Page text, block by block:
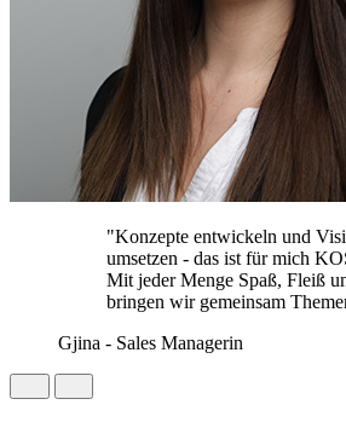
"Konzepte entwickeln und
umsetzen - das ist für mich
Mit jeder Menge Spaß, Fleiß
bringen wir gemeinsam
Gjina - Sales Managerin